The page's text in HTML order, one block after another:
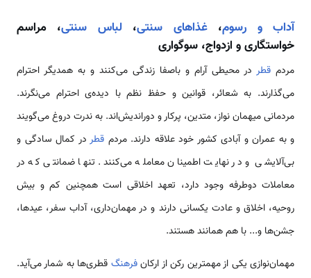
آداب و رسوم،غذاهای سنتی،لباس سنتی، مراسم
خواستگاری و ازدواج، سوگواری
مردم قطر در محیطی آرام و باصفا زندگی می‌کنند و به همدیگر احترام‌
می‌گذارند. به شعائر، قوانین و حفظ نظم با دیده‌ی احترام می‌نگرند.
مردمانی میهمان نواز، متدین، پرکار و دوراندیش‌اند. به ندرت دروغ می‌گویند
و به عمران و آبادی کشور خود علاقه دارند. مردم قطر در کمال سادگی و
بی‌آلایشی و در نهایت اطمینان معامله می‌کنند. تنها ضمانتی که در
معاملات دوطرفه وجود دارد، تعهد اخلاقی است همچنین کم و بیش
روحیه، اخلاق و عادت یکسانی دارند و در مهمان‌داری، آداب سفر، عیدها،
جشن‌ها و... با هم همانند هستند.
مهمان‌نوازی یکی از مهمترین رکن از ارکانفرهنگ قطری‌ها به شمار می‌‌آید.